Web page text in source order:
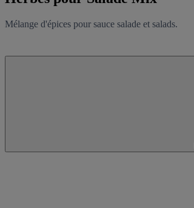
Mélange d'épices pour sauce salade et salads.